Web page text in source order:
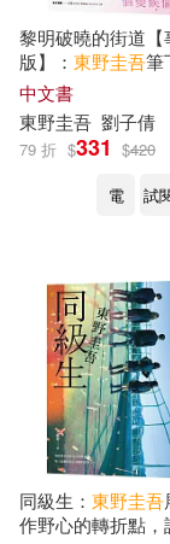
譯林出版
上海文藝出
新星出版社
現代出版社
實業之日本
幻冬舍(2)
中國書籍
適合手機平
適合平板閱
現在可購買
作者/演唱/
價格
範圍
黎明破曉的街道【
版】： 東野圭吾筆
遇」!
中文書
東野圭吾 劉子倩
79 折 $331 $420
電
試
同級生： 東野圭吾
作野心的轉折點，